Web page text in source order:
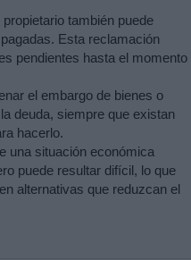
también puede
Esta reclamación
pendientes hasta el momento
el embargo de bienes o
deuda, siempre que existan
hacerlo.
una situación económica
puede resultar difícil, lo que
alternativas que reduzcan el